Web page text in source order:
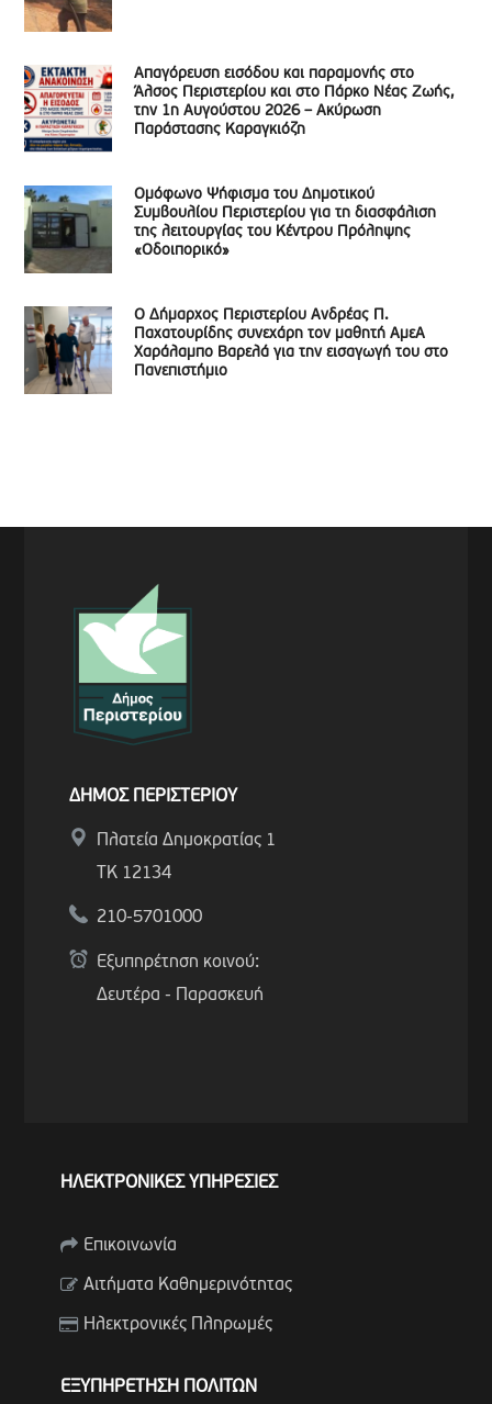
Απαγόρευση εισόδου και παραμονής στο
Άλσος Περιστερίου και στο Πάρκο Νέας Ζωής,
την 1η Αυγούστου 2026 – Ακύρωση
Παράστασης Καραγκιόζη
Ομόφωνο Ψήφισμα του Δημοτικού
Συμβουλίου Περιστερίου για τη διασφάλιση
της λειτουργίας του Κέντρου Πρόληψης
«Οδοιπορικό»
Ο Δήμαρχος Περιστερίου Ανδρέας Π.
Παχατουρίδης συνεχάρη τον μαθητή ΑμεΑ
Χαράλαμπο Βαρελά για την εισαγωγή του στο
Πανεπιστήμιο
ΔΗΜΟΣ ΠΕΡΙΣΤΕΡΙΟΥ
Πλατεία Δημοκρατίας 1
ΤΚ 12134
210-5701000
Εξυπηρέτηση κοινού:
Δευτέρα - Παρασκευή
ΗΛΕΚΤΡΟΝΙΚΕΣ ΥΠΗΡΕΣΙΕΣ
Επικοινωνία
Αιτήματα Καθημερινότητας
Ηλεκτρονικές Πληρωμές
ΕΞΥΠΗΡΕΤΗΣΗ ΠΟΛΙΤΩΝ